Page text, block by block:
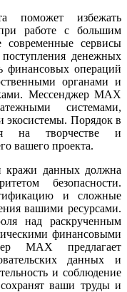
поможет избежать
работе с большим
современные сервисы
денежных
финансовых операций
органами и
Мессенджер MAX
системами,
экосистемы. Порядок в
на творчестве и
вашего проекта.
кражи данных должна
безопасности.
и сложные
вашими ресурсами.
над раскрученным
финансовыми
MAX предлагает
данных и
и соблюдение
ваши труды и